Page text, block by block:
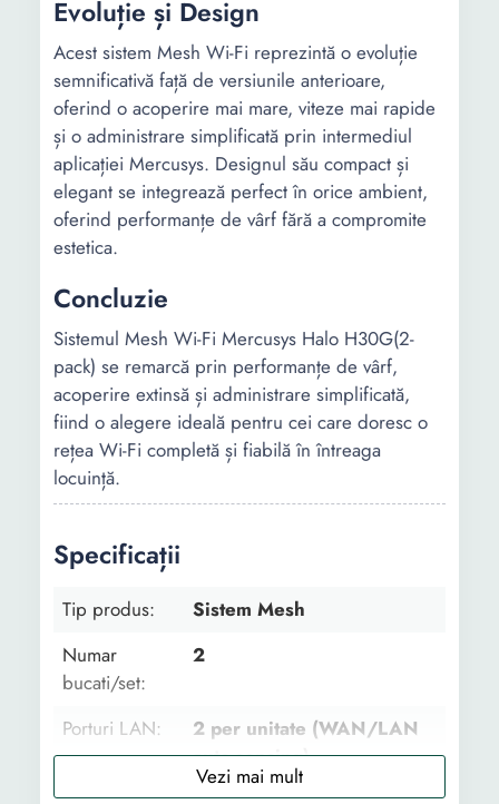
Evoluție și Design
Acest sistem Mesh Wi-Fi reprezintă o evoluție
semnificativă față de versiunile anterioare,
oferind o acoperire mai mare, viteze mai rapide
și o administrare simplificată prin intermediul
aplicației Mercusys. Designul său compact și
elegant se integrează perfect în orice ambient,
oferind performanțe de vârf fără a compromite
estetica.
Concluzie
Sistemul Mesh Wi-Fi Mercusys Halo H30G(2-
pack) se remarcă prin performanțe de vârf,
acoperire extinsă și administrare simplificată,
fiind o alegere ideală pentru cei care doresc o
rețea Wi-Fi completă și fiabilă în întreaga
locuință.
Specificații
Tip produs:
Sistem Mesh
Numar
bucati/set:
2
Porturi LAN:
2 per unitate (WAN/LAN
auto-sensing)